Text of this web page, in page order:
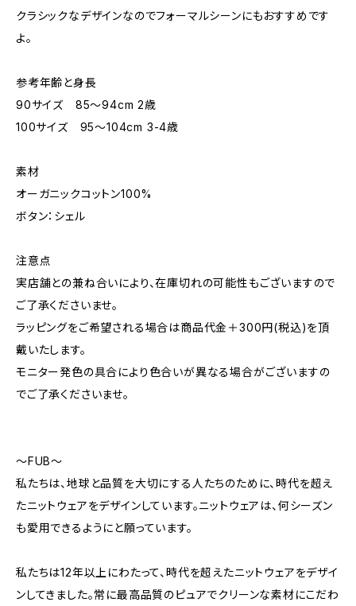
クラシックなデザインなのでフォーマルシーンにもおすすめです
よ。
参考年齢と身長
90サイズ 85～94cm 2歳
100サイズ 95～104cm 3-4歳
素材
オーガニックコットン100%
ボタン：シェル
注意点
実店舗との兼ね合いにより、在庫切れの可能性もございますので
ご了承くださいませ。
ラッピングをご希望される場合は商品代金＋300円(税込)を頂
戴いたします。
モニター発色の具合により色合いが異なる場合がございますの
でご了承くださいませ。
～FUB～
私たちは、地球と品質を大切にする人たちのために、時代を超え
たニットウェアをデザインしています。ニットウェアは、何シーズン
も愛用できるようにと願っています。
私たちは12年以上にわたって、時代を超えたニットウェアをデザイ
ンしてきました。常に最高品質のピュアでクリーンな素材にこだわ